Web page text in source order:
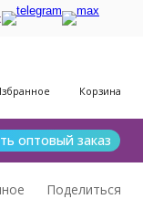
Корзина
оптовый заказ
Поделиться